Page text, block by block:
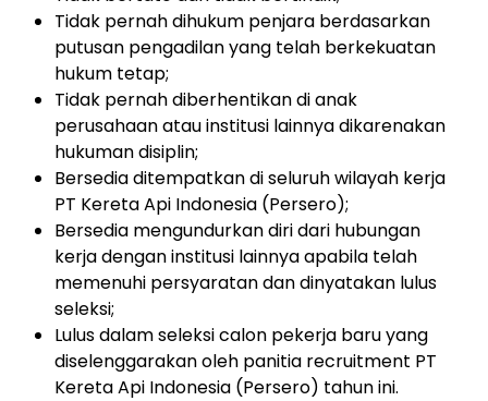
Tidak pernah dihukum penjara berdasarkan
putusan pengadilan yang telah berkekuatan
hukum tetap;
Tidak pernah diberhentikan di anak
perusahaan atau institusi lainnya dikarenakan
hukuman disiplin;
Bersedia ditempatkan di seluruh wilayah kerja
PT Kereta Api Indonesia (Persero);
Bersedia mengundurkan diri dari hubungan
kerja dengan institusi lainnya apabila telah
memenuhi persyaratan dan dinyatakan lulus
seleksi;
Lulus dalam seleksi calon pekerja baru yang
diselenggarakan oleh panitia recruitment PT
Kereta Api Indonesia (Persero) tahun ini.